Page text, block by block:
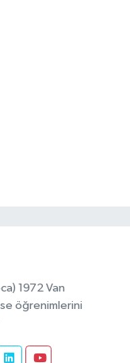
1972 Van
öğrenimlerini
mezunu
yaptığı vatani